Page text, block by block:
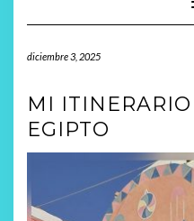
diciembre 3, 2025
MI
EGIPTO